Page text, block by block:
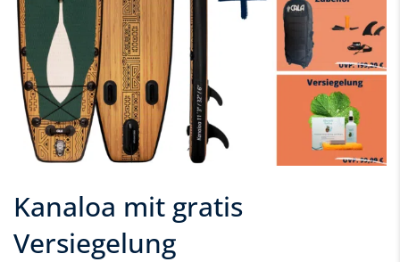
Kanaloa mit gratis
Versiegelung